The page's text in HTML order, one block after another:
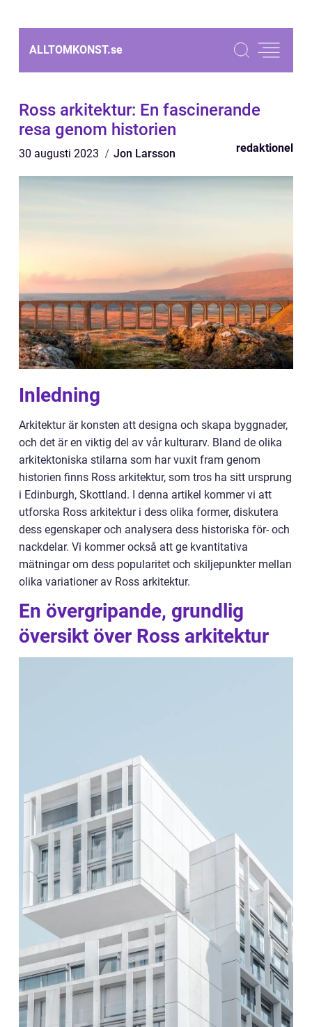
ALLTOMKONST.se
Ross arkitektur: En fascinerande
resa genom historien
30 augusti 2023 Jon Larsson redaktionel
Inledning
Arkitektur är konsten att designa och skapa byggnader,
och det är en viktig del av vår kulturarv. Bland de olika
arkitektoniska stilarna som har vuxit fram genom
historien finns Ross arkitektur, som tros ha sitt ursprung
i Edinburgh, Skottland. I denna artikel kommer vi att
utforska Ross arkitektur i dess olika former, diskutera
dess egenskaper och analysera dess historiska för- och
nackdelar. Vi kommer också att ge kvantitativa
mätningar om dess popularitet och skiljepunkter mellan
olika variationer av Ross arkitektur.
En övergripande, grundlig
översikt över Ross arkitektur